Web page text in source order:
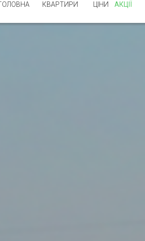
КВАРТИРИ ЦІНИ АКЦІЇ